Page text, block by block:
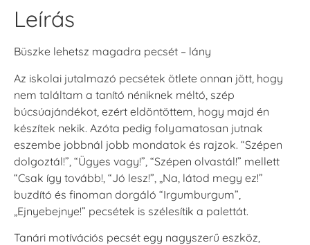
Leírás
Büszke lehetsz magadra pecsét – lány
Az iskolai jutalmazó pecsétek ötlete onnan jött, hogy
nem találtam a tanító néniknek méltó, szép
búcsúajándékot, ezért eldöntöttem, hogy majd én
készítek nekik. Azóta pedig folyamatosan jutnak
eszembe jobbnál jobb mondatok és rajzok. “Szépen
dolgoztál!”, “Ügyes vagy!”, “Szépen olvastál!” mellett
“Csak így tovább!, “Jó lesz!”, „Na, látod megy ez!”
buzdító és finoman dorgáló “Irgumburgum”,
„Ejnyebejnye!” pecsétek is szélesítik a palettát.
Tanári motívációs pecsét egy nagyszerű eszköz,